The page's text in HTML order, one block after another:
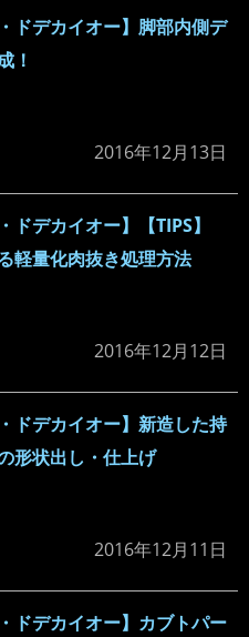
ドデカイオー】脚部内側デ
！
2016年12月13日
ドデカイオー】【TIPS】
軽量化肉抜き処理方法
2016年12月12日
ドデカイオー】新造した持
形状出し・仕上げ
2016年12月11日
ドデカイオー】カブトパー